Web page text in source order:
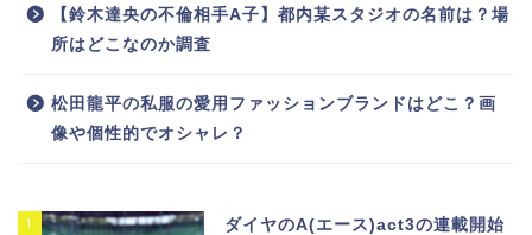
【鈴木達央の不倫相手A子】都内某スタジオの名前は？場
所はどこなのか調査
松田龍平の私服の愛用ファッションブランドはどこ？画
像や個性的でオシャレ？
1
ダイヤのA(エース)act3の連載開始